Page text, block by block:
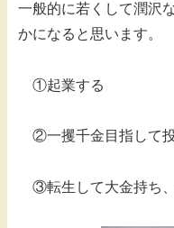
一般的に若くして潤沢
かになると思います。
①起業する
②一攫千金目指して
③転生して大金持ち、